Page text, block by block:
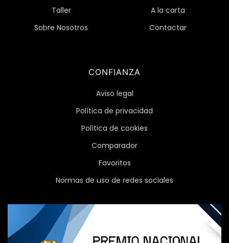
Taller
A la carta
Sobre Nosotros
Contactar
CONFIANZA
Aviso legal
Política de privacidad
Política de cookies
Comparador
Favoritos
Normas de uso de redes sociales